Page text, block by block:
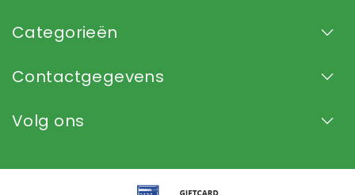
Categorieën
Contactgegevens
Volg ons